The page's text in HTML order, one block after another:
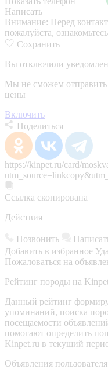
Написать
Внимание: Перед
пожалуйста,
Сохранить
Вы отключили
Мы не сможем
цены
Включить
Поделиться
https://kinpet.ru/card/
Ссылка скопирована
Действия
Позвонить
Добавить в избранное
Пожаловаться на
Рейтинг породы на
Данный рейтинг
упоминаний, поиска
посещаемости
помогают определить
Kinpet.ru в текущий
Объявления пользователя